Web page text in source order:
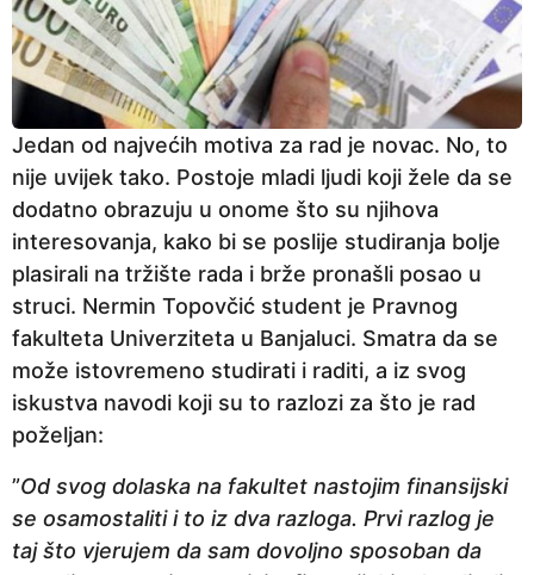
Jedan od najvećih motiva za rad je novac. No, to
nije uvijek tako. Postoje mladi ljudi koji žele da se
dodatno obrazuju u onome što su njihova
interesovanja, kako bi se poslije studiranja bolje
plasirali na tržište rada i brže pronašli posao u
struci. Nermin Topovčić student je Pravnog
fakulteta Univerziteta u Banjaluci. Smatra da se
može istovremeno studirati i raditi, a iz svog
iskustva navodi koji su to razlozi za što je rad
poželjan:
”Od svog dolaska na fakultet nastojim finansijski
se osamostaliti i to iz dva razloga. Prvi razlog je
taj što vjerujem da sam dovoljno sposoban da